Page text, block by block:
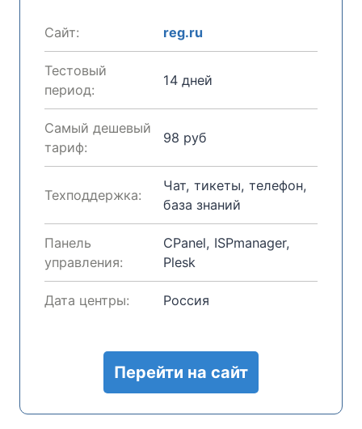
Сайт: reg.ru
Тестовый
период:
14 дней
Самый дешевый
тариф:
98 руб
Техподдержка:
Чат, тикеты, телефон,
база знаний
Панель
управления:
CPanel, ISPmanager,
Plesk
Дата центры: Россия
Перейти на сайт